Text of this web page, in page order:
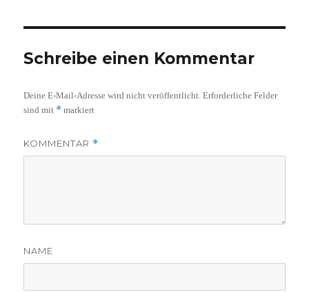
Schreibe einen Kommentar
Deine E-Mail-Adresse wird nicht veröffentlicht. Erforderliche Felder
sind mit * markiert
KOMMENTAR *
NAME